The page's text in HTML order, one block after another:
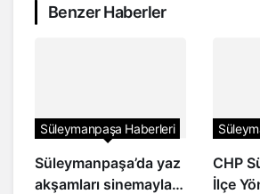
Benzer Haberler
Süleymanpaşa’da yaz
akşamları sinemayla
Süleymanpaşa Haberleri
CHP
İlçe